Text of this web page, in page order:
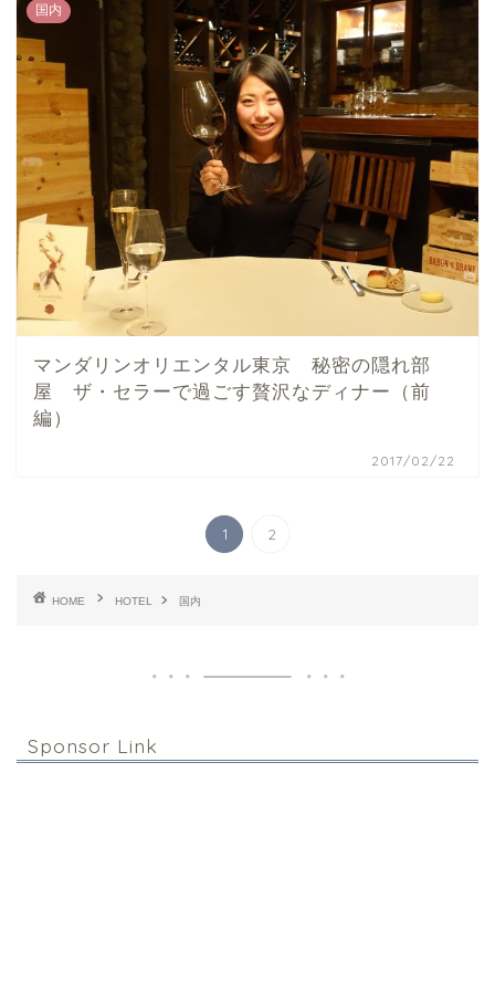
国内
マンダリンオリエンタル東京 秘密の隠れ部
屋 ザ・セラーで過ごす贅沢なディナー（前
編）
2017/02/22
1 2
HOME HOTEL 国内
Sponsor Link